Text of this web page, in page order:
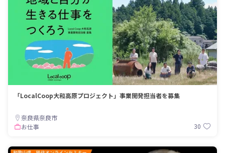
「LocalCoop大和高原プロジェクト」事業開発担当者を募集
奈良県奈良市
お仕事
30